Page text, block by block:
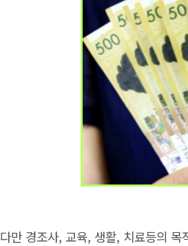
다만 경조사, 교육, 생활, 치료등의